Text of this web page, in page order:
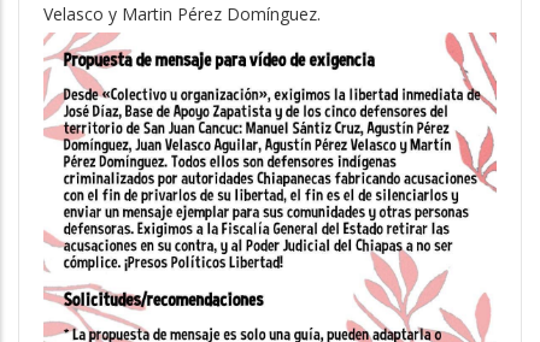
Velasco y Martin Pérez Domínguez.